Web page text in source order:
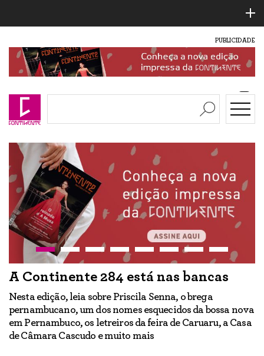
PUBLICIDADE
A Continente 284 está nas bancas
Nesta edição, leia sobre Priscila Senna, o brega
pernambucano, um dos nomes esquecidos da bossa nova
em Pernambuco, os letreiros da feira de Caruaru, a Casa
de Câmara Cascudo e muito mais